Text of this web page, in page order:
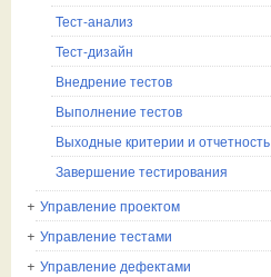
Тест-анализ
Тест-дизайн
Внедрение тестов
Выполнение тестов
Выходные критерии и отчетность
Завершение тестирования
Управление проектом
Управление тестами
Управление дефектами